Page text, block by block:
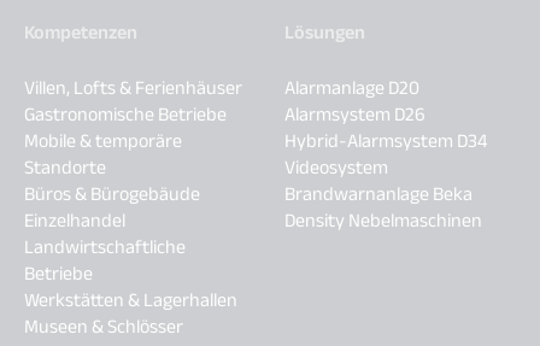
Kompetenzen
Villen, Lofts & Ferienhäuser
Gastronomische Betriebe
Mobile & temporäre
Standorte
Büros & Bürogebäude
Einzelhandel
Landwirtschaftliche
Betriebe
Werkstätten & Lagerhallen
Museen & Schlösser
Lösungen
Alarmanlage D20
Alarmsystem D26
Hybrid-Alarmsystem D34
Videosystem
Brandwarnanlage Beka
Density Nebelmaschinen